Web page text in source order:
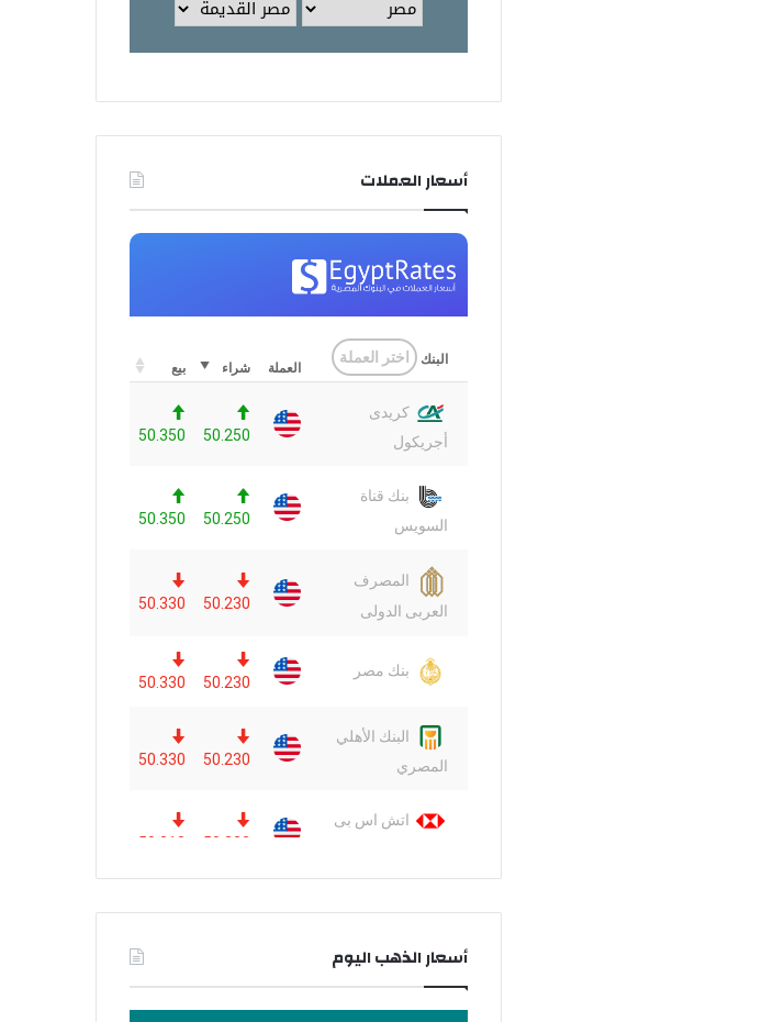
أسعار العملات
أسعار الذهب اليوم